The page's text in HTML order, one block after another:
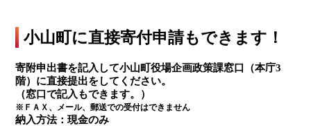
小山町に直接寄付申請もできます！
寄附申出書を記入して小山町役場企画政策課窓口（本庁3
階）に直接提出をしてください。
（窓口で記入もできます。）
※ＦＡＸ、メール、郵送での受付はできません
納入方法：現金のみ